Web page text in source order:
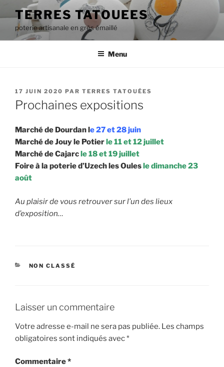
au
contenu
principal
TERRES TATOUEES
poterie artisanale en grès émaillé
Menu
PUBLIÉ
LE
17 JUIN 2020 PAR TERRES TATOUÉES
Prochaines expositions
Marché de Dourdanle 27 et 28 juin
Marché de Jouy le Potierle 11 et 12 juillet
Marché de Cajarcle 18 et 19 juillet
Foire à la poterie d’Uzech les Oulesle dimanche 23
août
Au plaisir de vous retrouver sur l’un des lieux
d’exposition…
CATÉGORIES
NON CLASSÉ
Laisser un commentaire
Votre adresse e-mail ne sera pas publiée. Les champs
obligatoires sont indiqués avec*
Commentaire*